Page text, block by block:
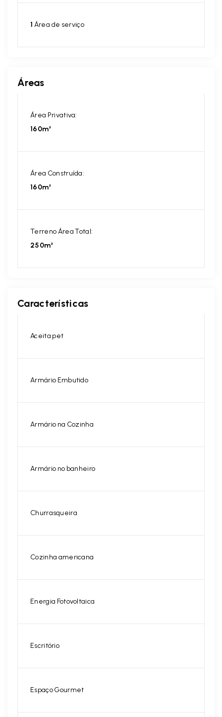
1 Área de serviço
Áreas
Área Privativa:
160m²
Área Construída:
160m²
Terreno Área Total:
250m²
Características
Aceita pet
Armário Embutido
Armário na Cozinha
Armário no banheiro
Churrasqueira
Cozinha americana
Energia Fotovoltaica
Escritório
Espaço Gourmet